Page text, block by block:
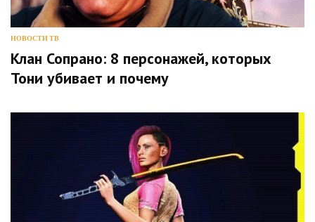
НОВОСТИ ТВ
Клан Сопрано: 8 персонажей, которых
Тони убивает и почему